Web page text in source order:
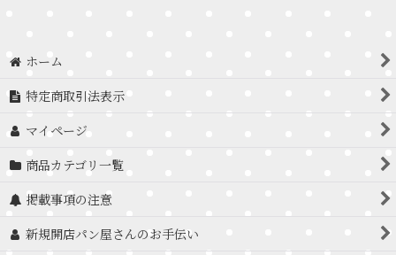
ホーム
特定商取引法表示
マイページ
商品カテゴリ一覧
掲載事項の注意
新規開店パン屋さんのお手伝い